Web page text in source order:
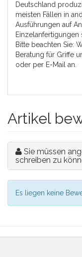
Deutschland
meisten Fällen in
Ausführungen auf
Bitte beachten Sie:
Beratung für Griffe
oder per E-Mail an.
Artikel
Sie müssen
schreiben zu
Es liegen keine